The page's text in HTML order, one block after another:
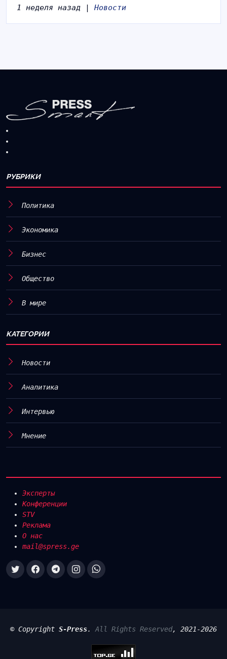
1 неделя назад | Новости
РУБРИКИ
Политика
Экономика
Бизнес
Общество
В мире
КАТЕГОРИИ
Новости
Аналитика
Интервью
Мнение
Эксперты
Конференции
STV
Реклама
О нас
mail@spress.ge
© Copyright S-Press. All Rights Reserved, 2021-2026